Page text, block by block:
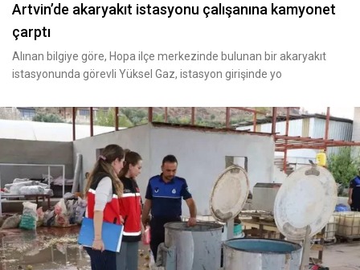
Artvin’de akaryakıt istasyonu çalışanına kamyonet
çarptı
Alınan bilgiye göre, Hopa ilçe merkezinde bulunan bir akaryakıt
istasyonunda görevli Yüksel Gaz, istasyon girişinde yo